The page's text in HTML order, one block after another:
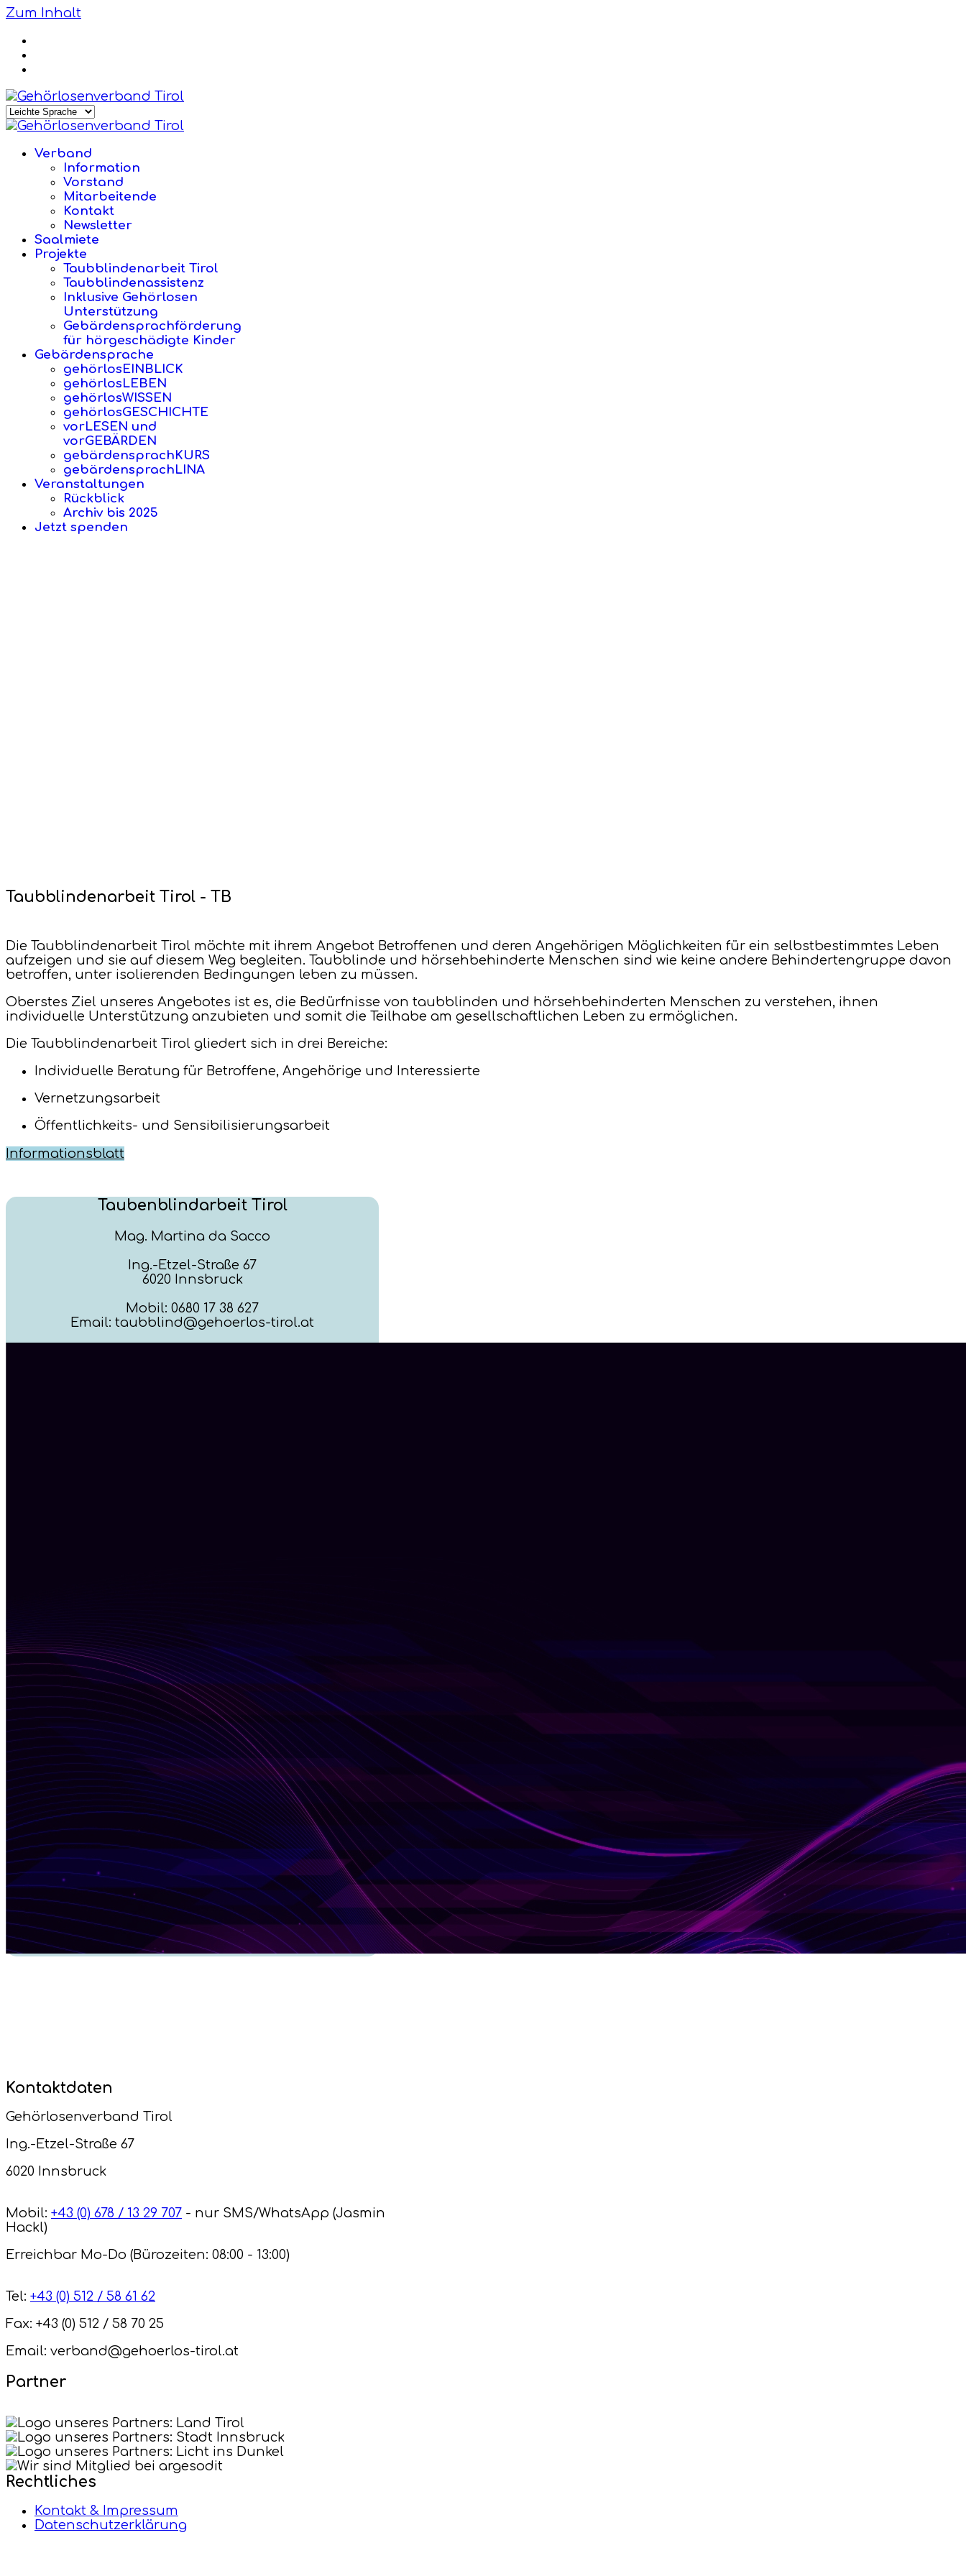
Zum Inhalt
Verband
Information
Vorstand
Mitarbeitende
Kontakt
Newsletter
Saalmiete
Projekte
Taubblindenarbeit Tirol
Taubblindenassistenz
Inklusive Gehörlosen
Unterstützung
Gebärdensprachförderung
für hörgeschädigte Kinder
Gebärdensprache
gehörlosEINBLICK
gehörlosLEBEN
gehörlosWISSEN
gehörlosGESCHICHTE
vorLESEN und
vorGEBÄRDEN
gebärdensprachKURS
gebärdensprachLINA
Veranstaltungen
Rückblick
Archiv bis 2025
Jetzt spenden
Taubblindenarbeit Tirol - TB
Die Taubblindenarbeit Tirol möchte mit ihrem Angebot Betroffenen und deren Angehörigen Möglichkeiten für ein selbstbestimmtes Leben
aufzeigen und sie auf diesem Weg begleiten. Taubblinde und hörsehbehinderte Menschen sind wie keine andere Behindertengruppe davon
betroffen, unter isolierenden Bedingungen leben zu müssen.
Oberstes Ziel unseres Angebotes ist es, die Bedürfnisse von taubblinden und hörsehbehinderten Menschen zu verstehen, ihnen
individuelle Unterstützung anzubieten und somit die Teilhabe am gesellschaftlichen Leben zu ermöglichen.
Die Taubblindenarbeit Tirol gliedert sich in drei Bereiche:
Individuelle Beratung für Betroffene, Angehörige und Interessierte
Vernetzungsarbeit
Öffentlichkeits- und Sensibilisierungsarbeit
Informationsblatt
Taubenblindarbeit Tirol
Mag. Martina da Sacco
Ing.-Etzel-Straße 67
6020 Innsbruck
Mobil: 0680 17 38 627
Email: taubblind@gehoerlos-tirol.at
Kontaktdaten
Gehörlosenverband Tirol
Ing.-Etzel-Straße 67
6020 Innsbruck
Mobil: +43 (0) 678 / 13 29 707 - nur SMS/WhatsApp (Jasmin
Hackl)
Erreichbar Mo-Do (Bürozeiten: 08:00 - 13:00)
Tel: +43 (0) 512 / 58 61 62
Fax: +43 (0) 512 / 58 70 25
Email: verband@gehoerlos-tirol.at
Partner
Rechtliches
Kontakt & Impressum
Datenschutzerklärung